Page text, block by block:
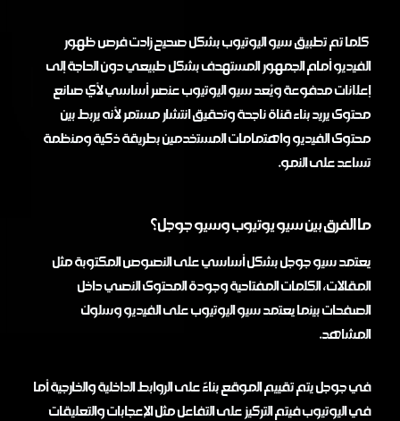
كلما تم تطبيق سيو اليوتيوب بشكل صحيح زادت فرص ظهور
الفيديو أمام الجمهور المستهدف بشكل طبيعي دون الحاجة إلى
إعلانات مدفوعة ويُعد سيو اليوتيوب عنصر أساسي لأي صانع
محتوى يريد بناء قناة ناجحة وتحقيق انتشار مستمر لأنه يربط بين
محتوى الفيديو واهتمامات المستخدمين بطريقة ذكية ومنظمة
تساعد على النمو.
ما الفرق بين سيو يوتيوب وسيو جوجل؟
يعتمد سيو جوجل بشكل أساسي على النصوص المكتوبة مثل
المقالات، الكلمات المفتاحية وجودة المحتوى النصي داخل
الصفحات بينما يعتمد سيو اليوتيوب على الفيديو وسلوك
المشاهد.
في جوجل يتم تقييم الموقع بناءً على الروابط الداخلية والخارجية أما
في اليوتيوب فيتم التركيز على التفاعل مثل الإعجابات والتعليقات